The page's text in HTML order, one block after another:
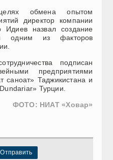
обмена опытом
директор компании
назвал создание
одним из факторов
подписан
предприятиями
Таджикистана и
Турции.
ФОТО: НИАТ «Ховар»
Отправить